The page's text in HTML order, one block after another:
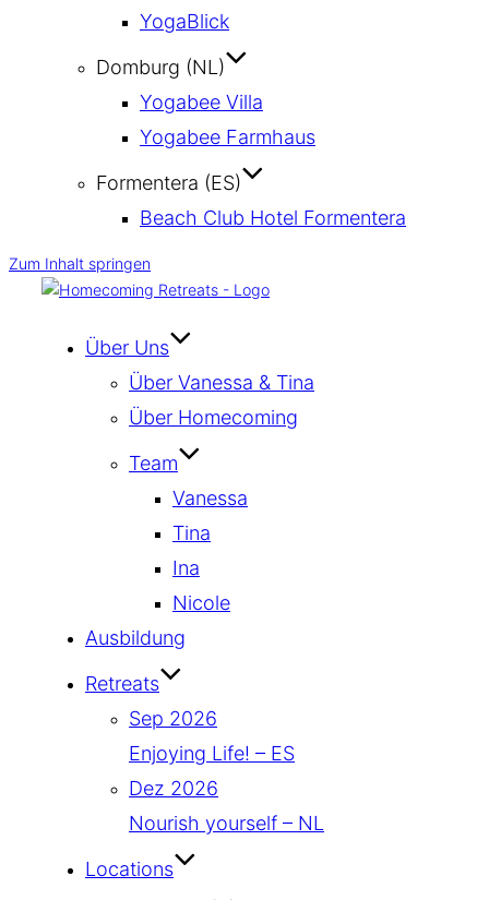
YogaBlick
Domburg (NL)
Yogabee Villa
Yogabee Farmhaus
Formentera (ES)
Beach Club Hotel Formentera
Zum Inhalt springen
Über Uns
Über Vanessa & Tina
Über Homecoming
Team
Vanessa
Tina
Ina
Nicole
Ausbildung
Retreats
Sep 2026
Enjoying Life! – ES
Dez 2026
Nourish yourself – NL
Locations